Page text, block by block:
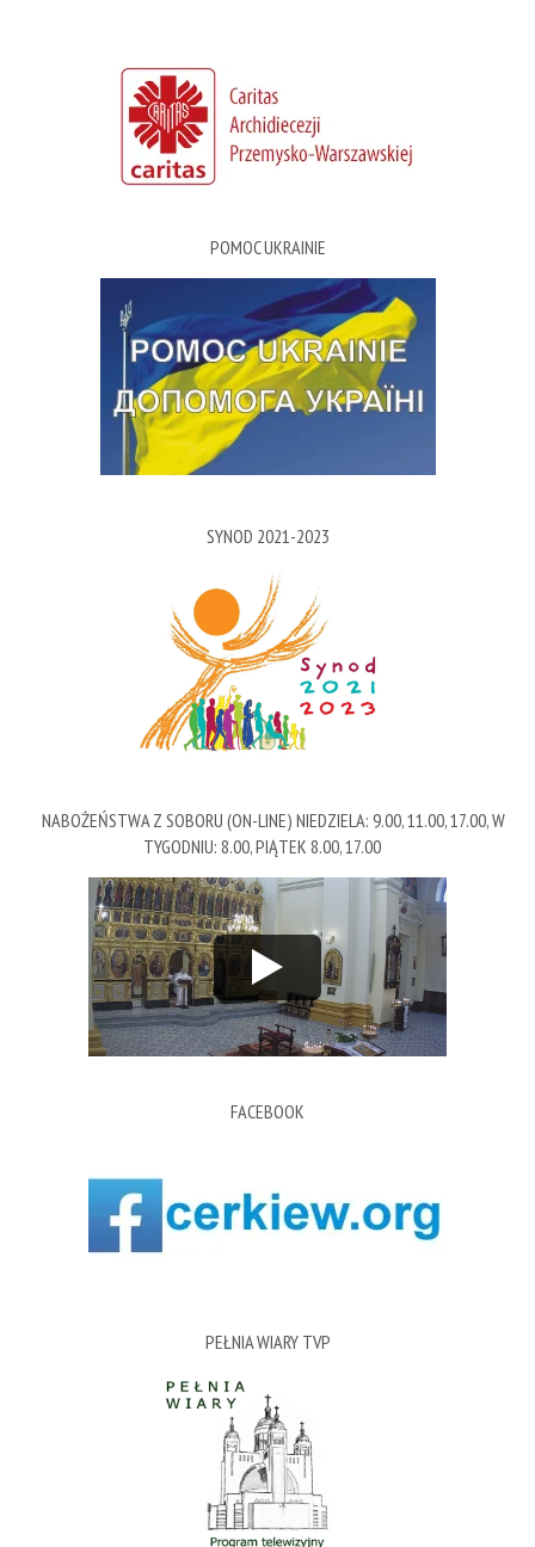
POMOC UKRAINIE
SYNOD 2021-2023
NABOŻEŃSTWA Z SOBORU (ON-LINE) NIEDZIELA: 9.00, 11.00, 17.00, W
TYGODNIU: 8.00, PIĄTEK 8.00, 17.00
FACEBOOK
PEŁNIA WIARY TVP